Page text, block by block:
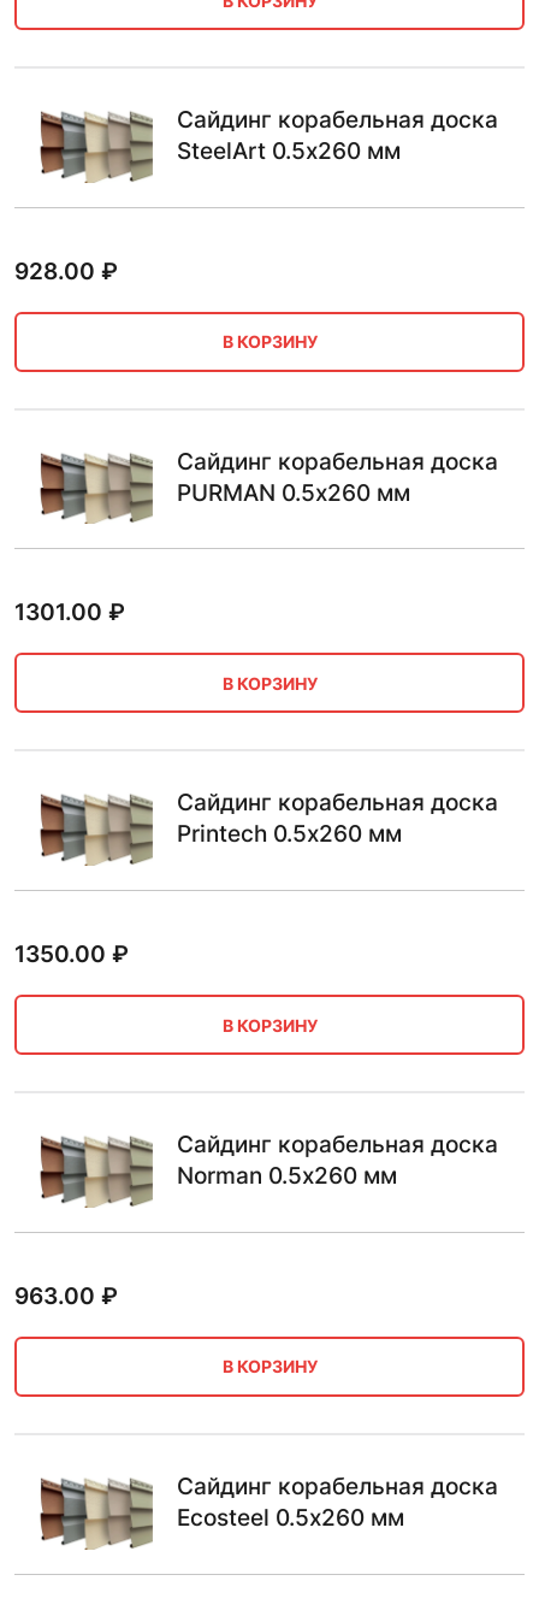
Сайдинг корабельная доска
SteelArt 0.5х260 мм
928.00 ₽
В КОРЗИНУ
Сайдинг корабельная доска
PURMAN 0.5х260 мм
1301.00 ₽
В КОРЗИНУ
Сайдинг корабельная доска
Printech 0.5х260 мм
1350.00 ₽
В КОРЗИНУ
Сайдинг корабельная доска
Norman 0.5х260 мм
963.00 ₽
В КОРЗИНУ
Сайдинг корабельная доска
Ecosteel 0.5х260 мм